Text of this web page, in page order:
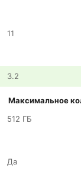
11
3.2
Максимальное
512 ГБ
Да